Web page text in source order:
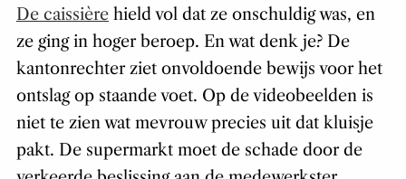
De caissièrehield vol dat ze onschuldig was, en
ze ging in hoger beroep. En wat denk je? De
kantonrechter ziet onvoldoende bewijs voor het
ontslag op staande voet. Op de videobeelden is
niet te zien wat mevrouw precies uit dat kluisje
pakt. De supermarkt moet de schade door de